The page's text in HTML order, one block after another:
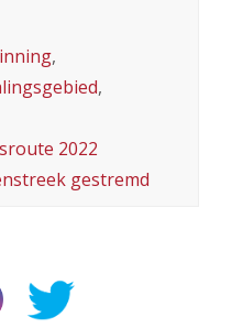
,
,
2022
gestremd